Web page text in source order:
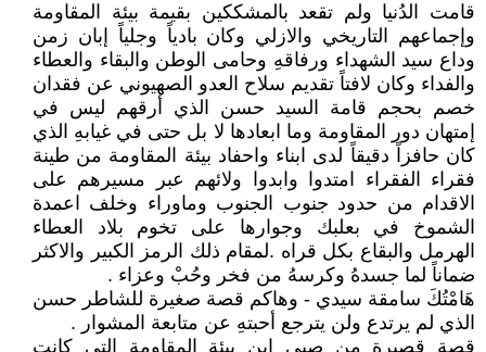
قامت الدُنيا ولم تقعد بالمشككين بقيمة بيئة المقاومة
وإجماعهم التاريخي والازلي وكان بادياً وجلياً إبان زمن
وداع سيد الشهداء ورفاقهِ وحامى الوطن والبقاء والعطاء
والفداء وكان لافتاً تقديم سلاح العدو الصهيوني عن فقدان
خصم بحجم قامة السيد حسن الذي أرقهم ليس في
إمتهان دور المقاومة وما ابعادها لا بل حتى في غيابهِ الذي
كان حافزاً دقيقاً لدى ابناء واحفاد بيئة المقاومة من طينة
فقراء الفقراء امتدوا وابدوا ولائهم عبر مسيرهم على
الاقدام من حدود جنوب الجنوب وماوراء وخلف اعمدة
الشموخ في بعلبك وجوارها على تخوم بلاد العطاء
الهرمل والبقاع بكل قراه .لمقام ذلك الرمز الكبير والاكثر
ضماناً لما جسدهُ وكرسهُ من فخر وحُبْ وعزاء .
هَامْتُكَ سامقة سيدي - وهاكم قصة صغيرة للشاطر حسن
الذي لم يرتدع ولن يترجع أحبتهِ عن متابعة المشوار .
قصة قصيرة من صبي إبن بيئة المقاومة التي كانت